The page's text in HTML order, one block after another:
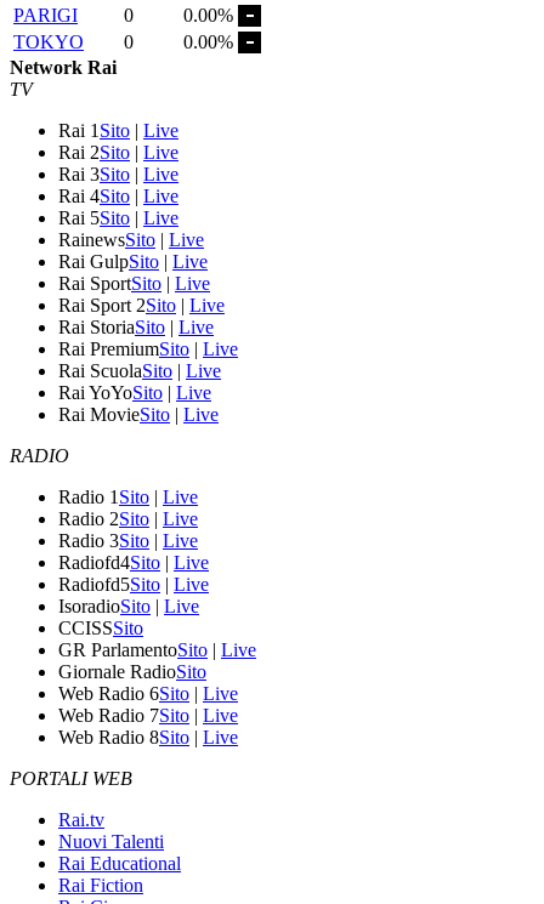
PARIGI
0
0.00%
TOKYO
0
0.00%
Network Rai
TV
Rai 1 Sito | Live
Rai 2Sito | Live
Rai 3Sito | Live
Rai 4Sito | Live
Rai 5Sito | Live
RainewsSito | Live
Rai GulpSito | Live
Rai SportSito | Live
Rai Sport 2Sito | Live
Rai StoriaSito | Live
Rai PremiumSito | Live
Rai ScuolaSito | Live
Rai YoYoSito | Live
Rai MovieSito | Live
RADIO
Radio 1 Sito | Live
Radio 2Sito | Live
Radio 3Sito | Live
Radiofd4Sito | Live
Radiofd5Sito | Live
IsoradioSito | Live
CCISSSito
GR ParlamentoSito | Live
Giornale RadioSito
Web Radio 6Sito | Live
Web Radio 7Sito | Live
Web Radio 8Sito | Live
PORTALI WEB
Rai.tv
Nuovi Talenti
Rai Educational
Rai Fiction